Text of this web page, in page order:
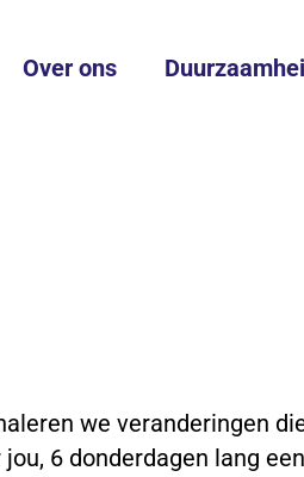
Over ons
we veranderingen
6 donderdagen lang